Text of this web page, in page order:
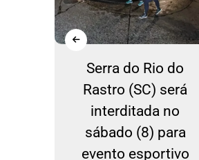
Serra do Rio do
Rastro (SC) será
interditada no
sábado (8) para
evento esportivo